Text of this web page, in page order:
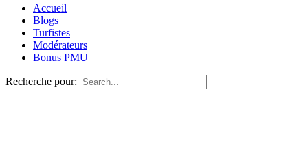
Accueil
Blogs
Turfistes
Modérateurs
Bonus PMU
Recherche pour: